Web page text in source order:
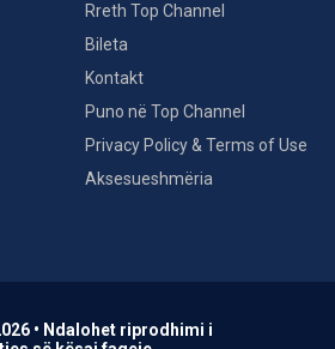
Rreth Top Channel
Bileta
Kontakt
Puno në Top Channel
Privacy Policy & Terms of Use
Aksesueshmëria
• Ndalohet riprodhimi i